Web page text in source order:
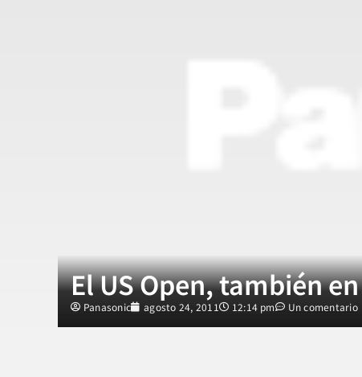
El US Open, también
Panasonic agosto 24, 2011 12:14 pm Un comentario